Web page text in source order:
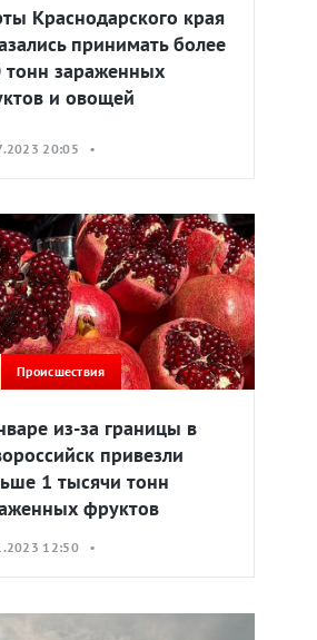
Краснодарского края
принимать более
тонн зараженных
и овощей
20:05 •
Происшествия
из-за границы в
привезли
1 тысячи тонн
фруктов
12:50 •